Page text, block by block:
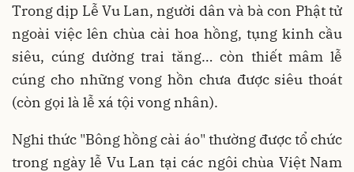
Trong dịp Lễ Vu Lan, người dân và bà con Phật tử
ngoài việc lên chùa cài hoa hồng, tụng kinh cầu
siêu, cúng dường trai tăng… còn thiết mâm lễ
cúng cho những vong hồn chưa được siêu thoát
(còn gọi là lễ xá tội vong nhân).
Nghi thức "Bông hồng cài áo" thường được tổ chức
trong ngày lễ Vu Lan tại các ngôi chùa Việt Nam